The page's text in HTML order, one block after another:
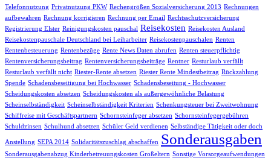
Telefonnutzung Privatnutzung PKW Rechengrößen Sozialversicherung 2013 Rechnungen
aufbewahren Rechnung korrigieren Rechnung per Email Rechtsschutzversicherung
Registrierung Elster Reinigungskosten pauschal Reisekosten Reisekosten Ausland
Reisekostenpauschale Deutschland bei Leiharbeiter Reisekostenpauschalen Renten
Rentenbesteuerung Rentenbezüge Rente News Daten abrufen Renten steuerpflichtig
Rentenversicherungsbeitrag Rentenversicherungsbeiträge Rentner Resturlaub verfällt
Resturlaub verfällt nicht Riester-Rente absetzen Riester Rente Mindestbeitrag Rückzahlung
Spende Schadensbeseitigung bei Hochwasser Schadensbeseitung - Hochwasser
Scheidungskosten absetzen Scheidungskosten als außergewöhnliche Belastung
Scheinselbständigkeit Scheinselbständigkeit Kriterien Schenkungsteuer bei Zweitwohnung
Schiffreise mit Geschäftspartnern Schornsteinfeger absetzen Schornsteinfegergebühren
Schuldzinsen Schulhund absetzen Schüler Geld verdienen Selbständige Tätigkeit oder doch
Anstellung SEPA 2014 Solidaritätszuschlag abschaffen Sonderausgaben
Sonderausgabenabzug Kinderbetreuungskosten Großeltern Sonstige Vorsorgeaufwendungen